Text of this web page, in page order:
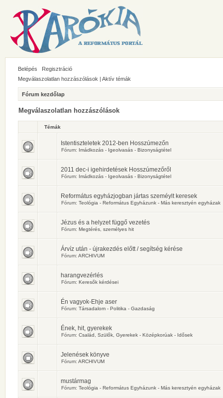
Belépés
Regisztráció
Megválaszolatlan hozzászólások | Aktív témák
Fórum kezdőlap
Megválaszolatlan hozzászólások
Témák
Istentiszteletek 2012-ben Hosszúmezőn
Fórum: Imádkozás - Igeolvasás - Bizonyságtétel
2011 dec-i igehirdetések Hosszúmezőről
Fórum: Imádkozás - Igeolvasás - Bizonyságtétel
Református egyházjogban jártas szeméylt keresek
Fórum: Teológia - Református Egyházunk - Más keresztyén egyházak
Jézus és a helyzet függő vezetés
Fórum: Megtérés, személyes hit
Árvíz után - újrakezdés előtt / segítség kérése
Fórum: ARCHIVUM
harangvezérlés
Fórum: Keresők kérdései
Én vagyok-Ehje aser
Fórum: Társadalom - Politika - Gazdaság
Ének, hit, gyerekek
Fórum: Család, Szülők, Gyerekek - Középkorúak - Idősek
Jelenések könyve
Fórum: ARCHIVUM
mustármag
Fórum: Teológia - Református Egyházunk - Más keresztyén egyházak